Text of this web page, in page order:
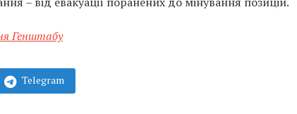
Генштабу
Telegram